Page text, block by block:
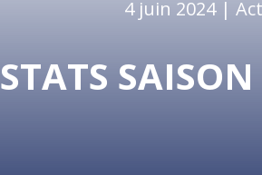
4 juin 2024 |
STATS